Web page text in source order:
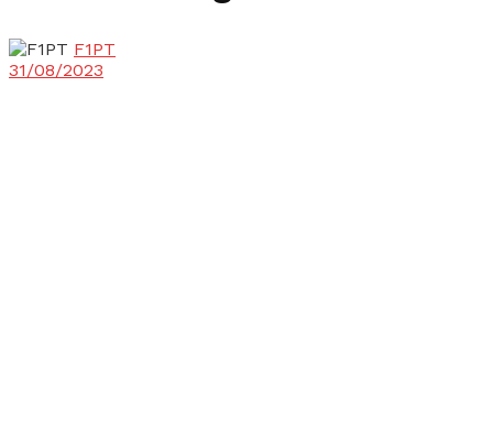
F1PT
31/08/2023